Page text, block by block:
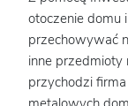
otoczenie domu
przechowywać
inne przedmioty
przychodzi